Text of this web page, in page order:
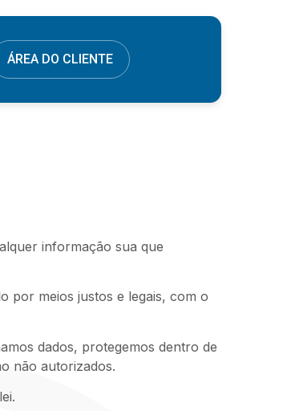
ÁREA DO CLIENTE
informação sua que
por meios justos e legais, com o
dados, protegemos dentro de
não autorizados.